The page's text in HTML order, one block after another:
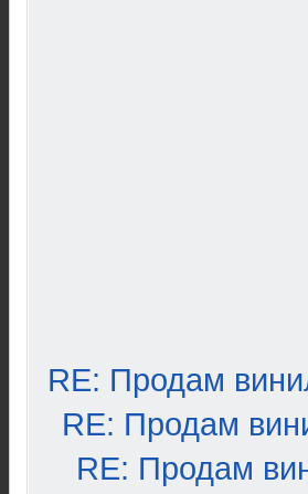
RE: Продам
RE: Продам
RE: Продам